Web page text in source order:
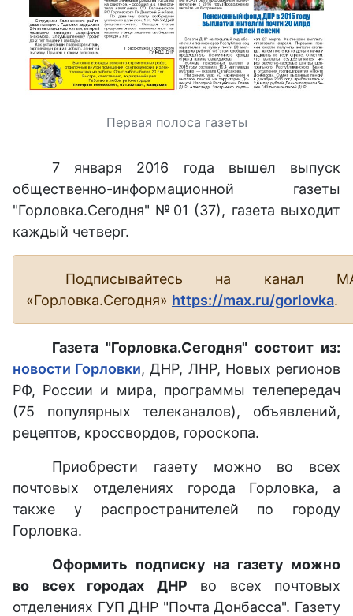
Первая полоса газеты
7 января 2016 года вышел выпуск
общественно-информационной газеты
"Горловка.Сегодня" №01 (37), газета выходит
каждый четверг.
Подписывайтесь на канал
«Горловка.Сегодня» https://max.ru/gorlovka.
Газета "Горловка.Сегодня" состоит из:
новости Горловки, ДНР, ЛНР, Новых регионов
РФ, России и мира, программы телепередач
(75 популярных телеканалов), объявлений,
рецептов, кроссвордов, гороскопа.
Приобрести газету можно во всех
почтовых отделениях города Горловка, а
также у распространителей по городу
Горловка.
Оформить подписку на газету можно
во всех городах ДНР во всех почтовых
отделениях ГУП ДНР "Почта Донбасса". Газету